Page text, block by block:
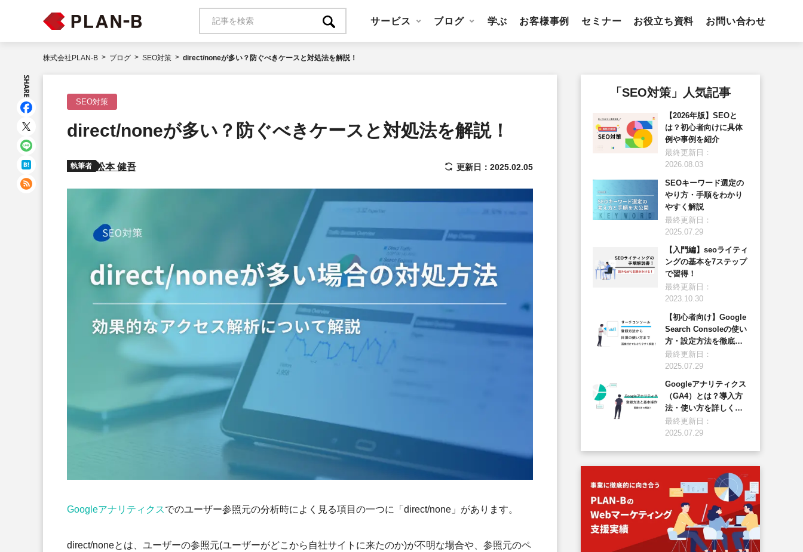
サービス ブログ 学ぶ お客様事例 セミナー お役立ち資料 お問い合わせ
株式会社PLAN-B ブログ SEO対策 direct/noneが多い？防ぐべきケースと対処法を解説！
SEO対策
direct/noneが多い？防ぐべきケースと対処法を解説！
執筆者 松本 健吾 更新日：2025.02.05
Googleアナリティクスでのユーザー参照元の分析時によく見る項目の一つに「direct/none」があります。
direct/noneとは、ユーザーの参照元(ユーザーがどこから自社サイトに来たのか)が不明な場合や、参照元のペ
SHARE 「SEO対策」人気記事
【2026年版】SEOと
は？初心者向けに具体
例や事例を紹介
最終更新日：
2026.08.03
SEOキーワード選定の
やり方・手順をわかり
やすく解説
最終更新日：
2025.07.29
【入門編】seoライティ
ングの基本を7ステップ
で習得！
最終更新日：
2023.10.30
【初心者向け】Google
Search Consoleの使い
方・設定方法を徹底解
説
最終更新日：
2025.07.29
Googleアナリティクス
（GA4）とは？導入方
法・使い方を詳しく解
説
最終更新日：
2025.07.29